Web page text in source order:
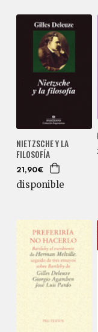
NIETZSCHE Y LA
FILOSOFÍA
21,90€
disponible